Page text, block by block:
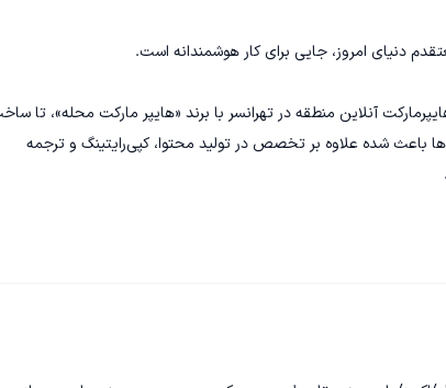
انجام داده‌ام؛ از طراحی و راه‌اندازی اولین هایپرمارکت آنلاین منطقه در تهرانسر با برند «هایپر مارکت محله»، تا
یک وب‌سایت تبلیغاتی برای فروش املاک کشاورزی و دامداری. این تجربه‌ها باعث شده علاوه بر تخصص در تولید محتوا، کپی‌رایتینگ و ترجمه